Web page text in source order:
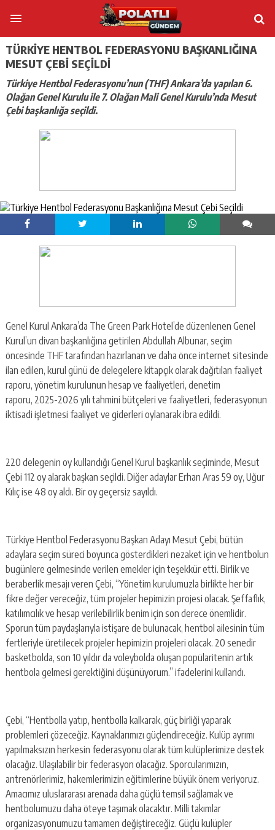
TÜRKIYE HENTBOL FEDERASYONU BAŞKANLIĞINA
MESUT ÇEBI SEÇILDI
Türkiye Hentbol Federasyonu’nun (THF) Ankara’da yapılan 6.
Olağan Genel Kurulu ile 7. Olağan Mali Genel Kurulu’nda Mesut
Çebi başkanlığa seçildi.
Genel Kurul Ankara’da The Green Park Hotel’de düzenlenen Genel
Kurul’un divan başkanlığına getirilen Abdullah Albunar, seçim
öncesinde THF tarafından hazırlanan ve daha önce internet sitesinde
ilan edilen, kurul günü de delegelere kitapçık olarak dağıtılan faaliyet
raporu, yönetim kurulunun hesap ve faaliyetleri, denetim
raporu, 2025-2026 yılı tahmini bütçeleri ve faaliyetleri, federasyonun
iktisadi işletmesi faaliyet ve giderleri oylanarak ibra edildi.
220 delegenin oy kullandığı Genel Kurul başkanlık seçiminde, Mesut
Çebi 112 oy alarak başkan seçildi. Diğer adaylar Erhan Aras 59 oy, Uğur
Kılıç ise 48 oy aldı. Bir oy geçersiz sayıldı.
Türkiye Hentbol Federasyonu Başkan Adayı Mesut Çebi, bütün
adaylara seçim süreci boyunca gösterdikleri nezaket için ve hentbolun
bugünlere gelmesinde verilen emekler için teşekkür etti. Birlik ve
beraberlik mesajı veren Çebi, “Yönetim kurulumuzla birlikte her bir
fikre değer vereceğiz, tüm projeler hepimizin projesi olacak. Şeffaflık,
katılımcılık ve hesap verilebilirlik benim için son derece önemlidir.
Sporun tüm paydaşlarıyla istişare de bulunacak, hentbol ailesinin tüm
fertleriyle üretilecek projeler hepimizin projeleri olacak. 20 senedir
basketbolda, son 10 yıldır da voleybolda oluşan popülaritenin artık
hentbola gelmesi gerektiğini düşünüyorum.” ifadelerini kullandı.
Çebi, “Hentbolla yatıp, hentbolla kalkarak, güç birliği yaparak
problemleri çözeceğiz. Kaynaklarımızı güçlendireceğiz. Kulüp ayrımı
yapılmaksızın herkesin federasyonu olarak tüm kulüplerimize destek
olacağız. Ulaşılabilir bir federasyon olacağız. Sporcularımızın,
antrenörlerimiz, hakemlerimizin eğitimlerine büyük önem veriyoruz.
Amacımız uluslararası arenada daha güçlü temsil sağlamak ve
hentbolumuzu daha öteye taşımak olacaktır. Milli takımlar
organizasyonumuzu tamamen değiştireceğiz. Güçlü kulüpler